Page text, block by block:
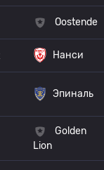
Oostende
Нанси
Эпиналь
Golden
Lion